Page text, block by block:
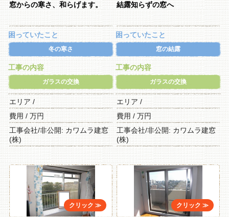
窓からの寒さ、和らげます。
困っていたこと
冬の寒さ
工事の内容
ガラスの交換
エリア /
費用 / 万円
工事会社/非公開: カワムラ建窓
(株)
結露知らずの窓へ
困っていたこと
窓の結露
工事の内容
ガラスの交換
エリア /
費用 / 万円
工事会社/非公開: カワムラ建窓
(株)